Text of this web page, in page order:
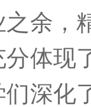
余，
体现
深化